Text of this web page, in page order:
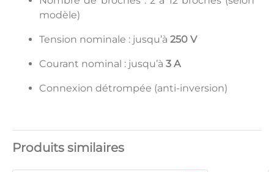
modèle)
Tension nominale : jusqu’à 250 V
Courant nominal : jusqu’à 3 A
Connexion détrompée (anti-inversion)
Produits similaires